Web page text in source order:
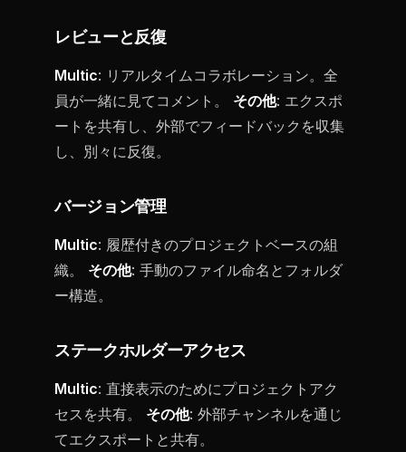
レビューと反復
Multic: リアルタイムコラボレーション。全
員が一緒に見てコメント。 その他: エクスポ
ートを共有し、外部でフィードバックを収集
し、別々に反復。
バージョン管理
Multic: 履歴付きのプロジェクトベースの組
織。 その他: 手動のファイル命名とフォルダ
ー構造。
ステークホルダーアクセス
Multic: 直接表示のためにプロジェクトアク
セスを共有。 その他: 外部チャンネルを通じ
てエクスポートと共有。